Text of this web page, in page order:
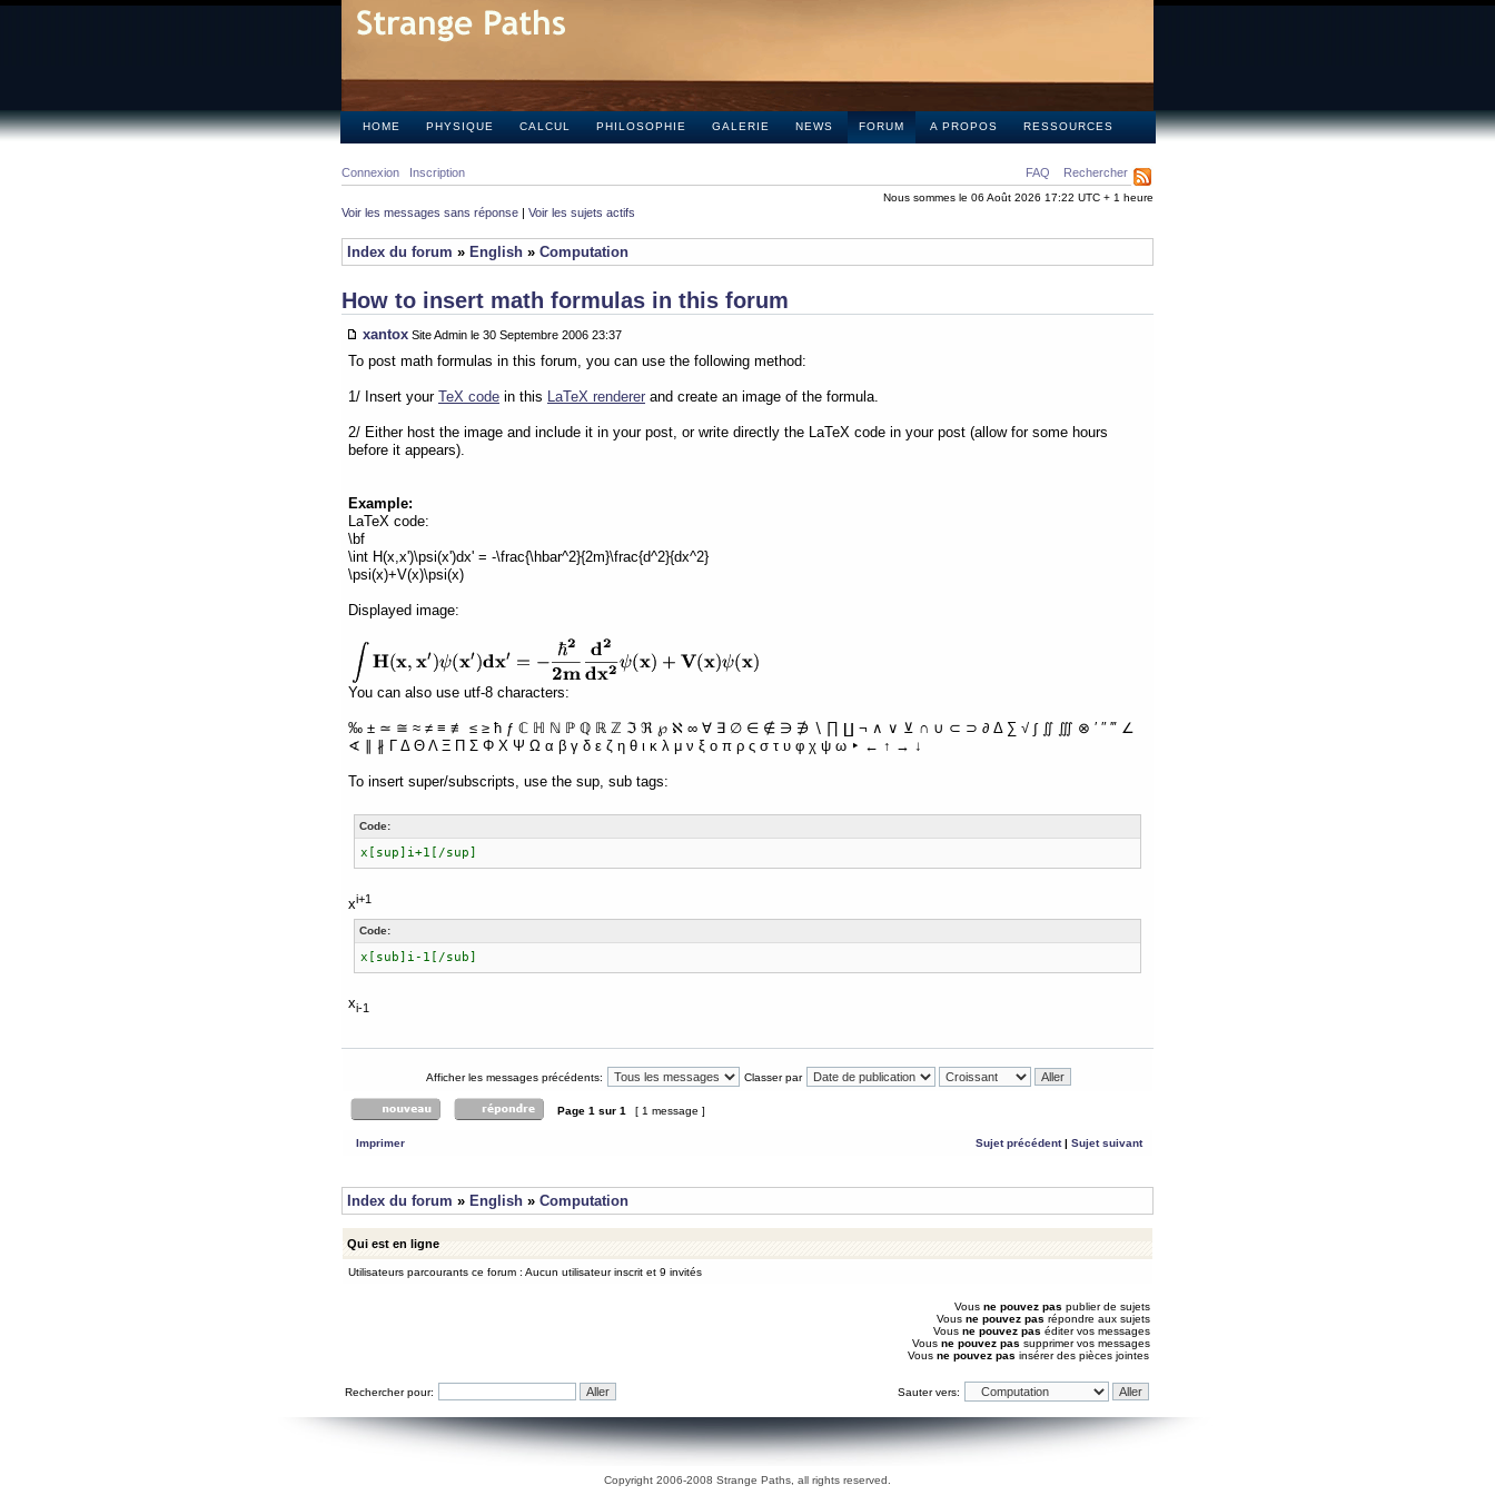
HOME PHYSIQUE CALCUL PHILOSOPHIE GALERIE NEWS FORUM A PROPOS RESSOURCES
FAQ Rechercher
Connexion Inscription
Nous sommes le 06 Août 2026 17:22 UTC + 1 heure
Voir les messages sans réponse | Voir les sujets actifs
Index du forum » English » Computation
How to insert math formulas in this forum
xantox Site Admin le 30 Septembre 2006 23:37
To post math formulas in this forum, you can use the following method:
1/ Insert your TeX code in this LaTeX renderer and create an image of the formula.
2/ Either host the image and include it in your post, or write directly the LaTeX code in your post (allow for some hours
before it appears).
Example:
LaTeX code:
\bf
\int H(x,x')\psi(x')dx' = -\frac{\hbar^2}{2m}\frac{d^2}{dx^2}
\psi(x)+V(x)\psi(x)
Displayed image:
You can also use utf-8 characters:
‰ ± ≃ ≅ ≈ ≠ ≡ ≢ ≤ ≥ ħ ƒ ℂ ℍ ℕ ℙ ℚ ℝ ℤ ℑ ℜ ℘ ℵ ∞ ∀ ∃ ∅ ∈ ∉ ∋ ∌ ∖ ∏ ∐ ¬ ∧ ∨ ⊻ ∩ ∪ ⊂ ⊃ ∂ Δ ∑ √ ∫ ∬ ∭ ⊗ ′ ″ ‴ ∠
∢ ∥ ∦ Γ Δ Θ Λ Ξ Π Σ Φ Χ Ψ Ω α β γ δ ε ζ η θ ι κ λ μ ν ξ ο π ρ ς σ τ υ φ χ ψ ω ‣ ← ↑ → ↓
To insert super/subscripts, use the sup, sub tags:
Code:
x[sup]i+1[/sup]
xi+1
Code:
x[sub]i-1[/sub]
xi-1
Afficher les messages précédents: Classer par
Page 1 sur 1 [ 1 message ]
Imprimer Sujet précédent| Sujet suivant
Index du forum » English » Computation
Qui est en ligne
Utilisateurs parcourants ce forum : Aucun utilisateur inscrit et 9 invités
Vous ne pouvez pas publier de sujets
Vous ne pouvez pas répondre aux sujets
Vous ne pouvez pas éditer vos messages
Vous ne pouvez pas supprimer vos messages
Vous ne pouvez pas insérer des pièces jointes
Rechercher pour: Sauter vers:
Copyright 2006-2008 Strange Paths, all rights reserved.